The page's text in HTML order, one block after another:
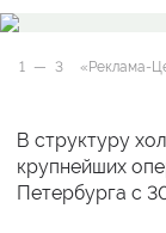
1 — 3 «Реклама-
В структуру
крупнейших
Петербурга с